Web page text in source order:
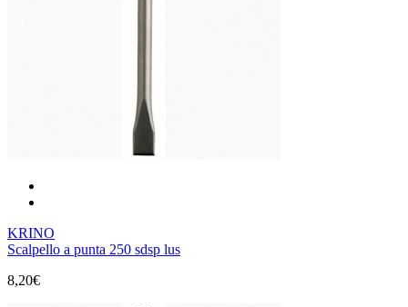
KRINO
Scalpello a punta 250 sdsp lus
8,20€